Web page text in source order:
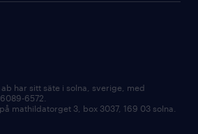
har sitt säte i solna, sverige, med
6572.
mathildatorget 3, box 3037, 169 03 solna.